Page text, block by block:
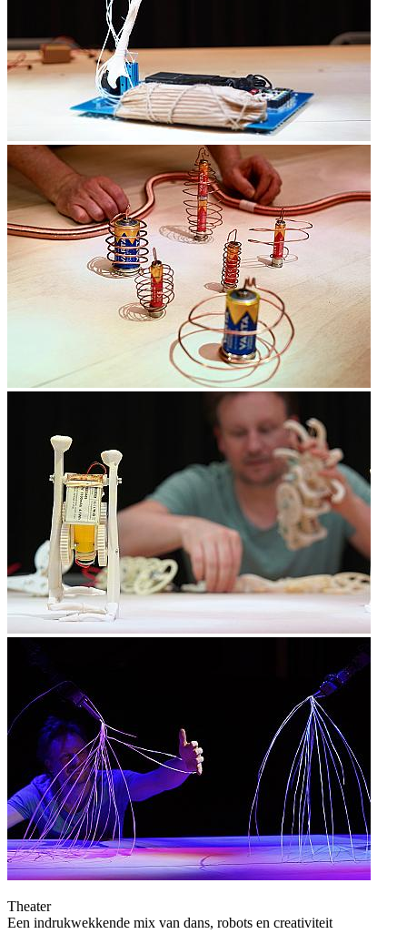
Theater
Een indrukwekkende mix van dans, robots en creativiteit